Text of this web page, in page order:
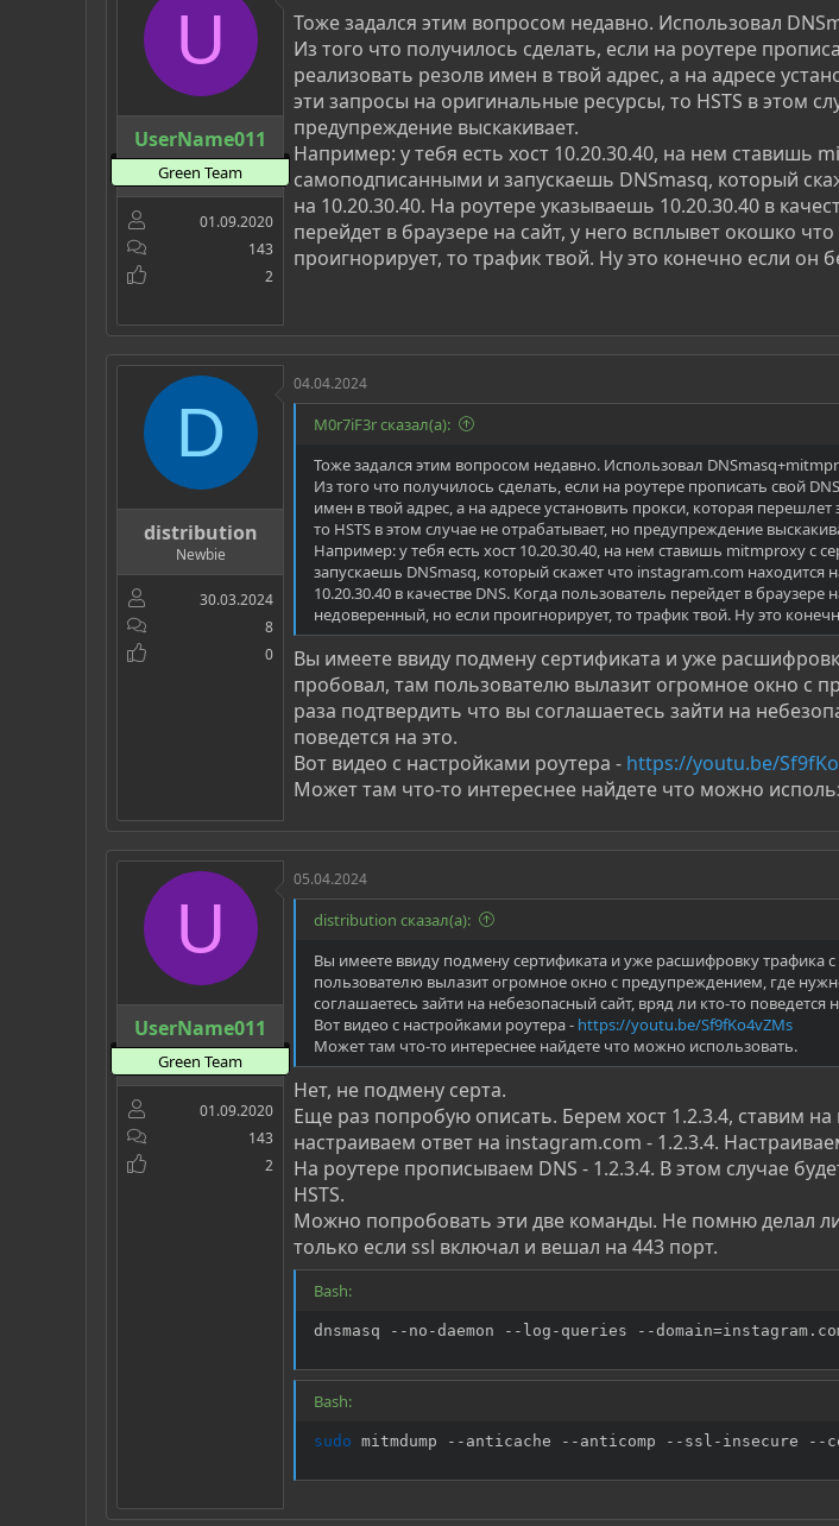
U
UserName011
Green Team
01.09.2020
143
2
Тоже задался этим вопросом недавно. Использовал
Из того что получилось сделать, если на роутере
реализовать резолв имен в твой адрес, а на адресе
эти запросы на оригинальные ресурсы, то HSTS в этом
предупреждение выскакивает.
Например: у тебя есть хост 10.20.30.40, на нем ставишь
самоподписанными и запускаешь DNSmasq, который
на 10.20.30.40. На роутере указываешь 10.20.30.40 в
перейдет в браузере на сайт, у него всплывет окошко
проигнорирует, то трафик твой. Ну это конечно если он
D
distribution
Newbie
30.03.2024
8
0
04.04.2024
M0r7iF3r сказал(а):
Тоже задался этим вопросом недавно. Использовал
Из того что получилось сделать, если на роутере прописать свой
имен в твой адрес, а на адресе установить прокси, которая
то HSTS в этом случае не отрабатывает, но предупреждение
Например: у тебя есть хост 10.20.30.40, на нем ставишь mitmproxy с
запускаешь DNSmasq, который скажет что instagram.com находится
10.20.30.40 в качестве DNS. Когда пользователь перейдет в браузере
недоверенный, но если проигнорирует, то трафик твой. Ну это
Вы имеете ввиду подмену сертификата и уже
пробовал, там пользователю вылазит огромное окно с
раза подтвердить что вы соглашаетесь зайти на
поведется на это.
Вот видео с настройками роутера - https://youtu.be/
Может там что-то интереснее найдете что можно
U
UserName011
Green Team
01.09.2020
143
2
05.04.2024
distribution сказал(а):
Вы имеете ввиду подмену сертификата и уже расшифровку трафика
пользователю вылазит огромное окно с предупреждением, где
соглашаетесь зайти на небезопасный сайт, вряд ли кто-то поведется
Вот видео с настройками роутера - https://youtu.be/Sf9fKo4vZMs
Может там что-то интереснее найдете что можно использовать.
Нет, не подмену серта.
Еще раз попробую описать. Берем хост 1.2.3.4, ставим
настраиваем ответ на instagram.com - 1.2.3.4.
На роутере прописываем DNS - 1.2.3.4. В этом случае
HSTS.
Можно попробовать эти две команды. Не помню делал
только если ssl включал и вешал на 443 порт.
Bash:
dnsmasq --no-daemon --log-queries --domain=
Bash:
sudo mitmdump --anticache --anticomp --ssl-insecure --